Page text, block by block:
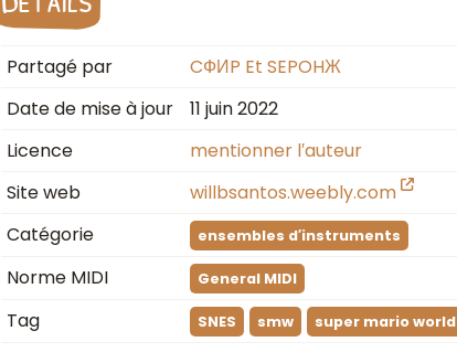
Partagé par
CФИP Et SEPOHЖ
Date de mise à jour
11 juin 2022
Licence
mentionner l′auteur
Site web
willbsantos.weebly.com
Catégorie
ensembles d′instruments
Norme MIDI General MIDI
Tag SNES smw super mario world